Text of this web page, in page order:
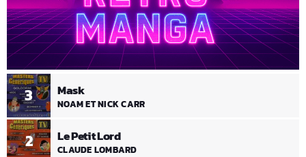
2 Le Petit Lord
CLAUDE LOMBARD
3 Mask
NOAM ET NICK CARR